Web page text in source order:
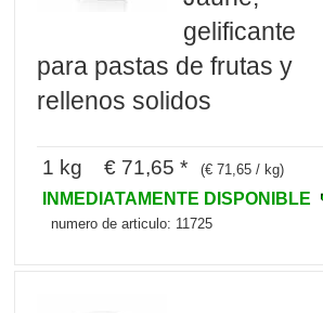
gelificante
para pastas de frutas y
rellenos solidos
1 kg € 71,65 * (€ 71,65 / kg)
INMEDIATAMENTE DISPONIBLE
numero de articulo: 11725